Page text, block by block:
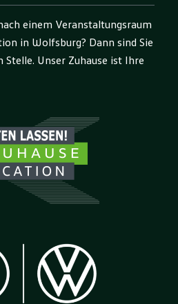
einem Veranstaltungsraum
in Wolfsburg? Dann sind Sie
Stelle. Unser Zuhause ist Ihre